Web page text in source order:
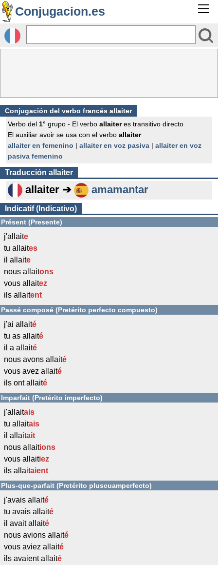
Conjugacion.es
Conjugación del verbo francés allaiter
Verbo del 1° grupo - El verbo allaiteres transitivo directo
El auxiliar avoir se usa con el verbo allaiter
allaiter en femenino | allaiter en voz pasiva | allaiter en voz
pasiva femenino
Traducción allaiter
allaiter ➔ amamantar
Indicatif (Indicativo)
Présent (Presente)
j'allaite
tu allaites
il allaite
nous allaitons
vous allaitez
ils allaitent
Passé composé (Pretérito perfecto compuesto)
j'ai allaité
tu as allaité
il a allaité
nous avons allaité
vous avez allaité
ils ont allaité
Imparfait (Pretérito imperfecto)
j'allaitais
tu allaitais
il allaitait
nous allaitions
vous allaitiez
ils allaitaient
Plus-que-parfait (Pretérito pluscuamperfecto)
j'avais allaité
tu avais allaité
il avait allaité
nous avions allaité
vous aviez allaité
ils avaient allaité